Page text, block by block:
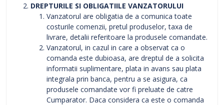
DREPTURILE SI OBLIGATIILE VANZATORULUI
Vanzatorul are obligatia de a comunica toate
costurile comenzii, pretul produselor, taxa de
livrare, detalii referitoare la produsele comandate.
Vanzatorul, in cazul in care a observat ca o
comanda este dubioasa, are dreptul de a solicita
informatii suplimentare, plata in avans sau plata
integrala prin banca, pentru a se asigura, ca
produsele comandate vor fi preluate de catre
Cumparator. Daca considera ca este o comanda